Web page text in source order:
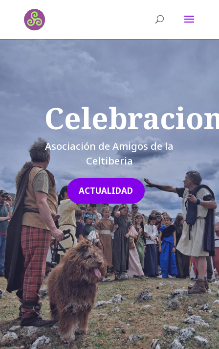
Asociación de Amigos de la
Celtiberia
ACTUALIDAD